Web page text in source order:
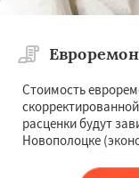
Стоимость
расценки будут
Новополоцке